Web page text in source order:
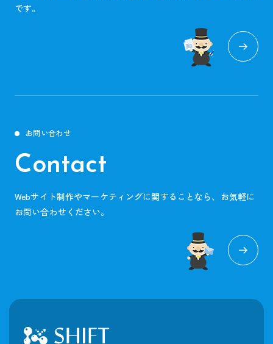
です。
お問い合わせ
Contact
Webサイト制作やマーケティングに関することなら、お気軽に
お問い合わせください。